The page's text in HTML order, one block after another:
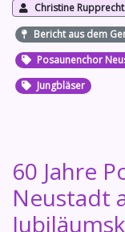
Christine Rupprecht
Bericht aus dem
Posaunenchor
Jungbläser
60 Jahre
Neustadt